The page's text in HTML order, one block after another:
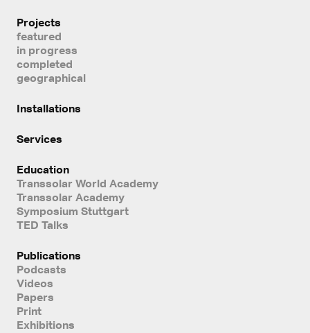
Projects
featured
in progress
completed
geographical
Installations
Services
Education
Transsolar World Academy
Transsolar Academy
Symposium Stuttgart
TED Talks
Publications
Podcasts
Videos
Papers
Print
Exhibitions